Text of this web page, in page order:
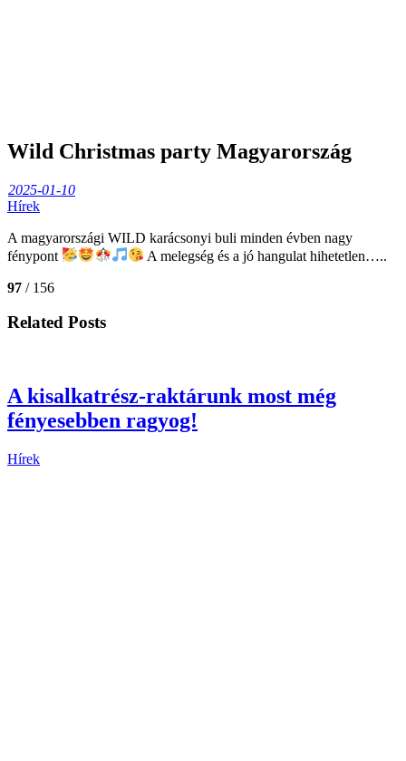
Wild Christmas party Magyarország
2025-01-10
Hírek
A magyarországi WILD karácsonyi buli minden évben nagy
fénypont
A melegség és a jó hangulat hihetetlen…..
97 / 156
Related Posts
A kisalkatrész-raktárunk most még
fényesebben ragyog!
Hírek